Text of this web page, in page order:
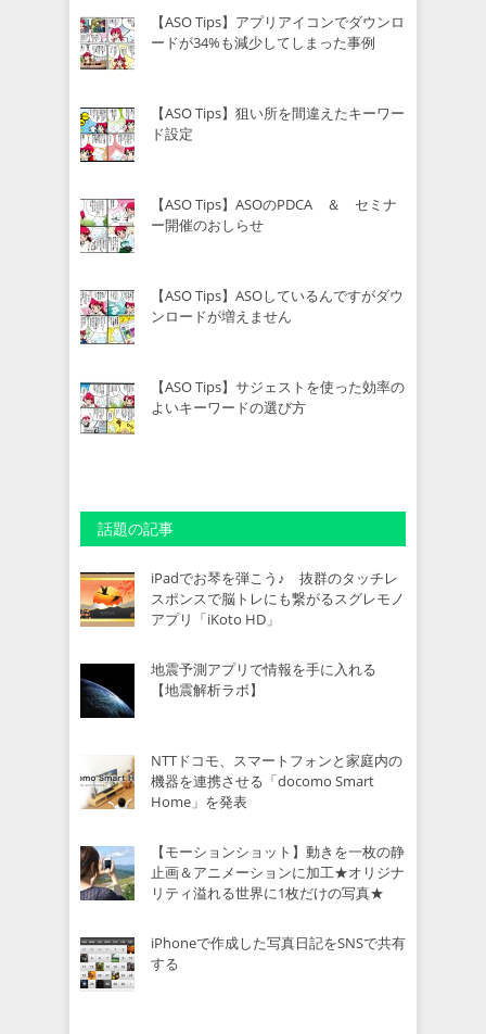
【ASO Tips】アプリアイコンでダウンロ
ードが34%も減少してしまった事例
【ASO Tips】狙い所を間違えたキーワー
ド設定
【ASO Tips】ASOのPDCA ＆ セミナ
ー開催のおしらせ
【ASO Tips】ASOしているんですがダウ
ンロードが増えません
【ASO Tips】サジェストを使った効率の
よいキーワードの選び方
話題の記事
iPadでお琴を弾こう♪ 抜群のタッチレ
スポンスで脳トレにも繋がるスグレモノ
アプリ「iKoto HD」
地震予測アプリで情報を手に入れる
【地震解析ラボ】
NTTドコモ、スマートフォンと家庭内の
機器を連携させる「docomo Smart
Home」を発表
【モーションショット】動きを一枚の静
止画＆アニメーションに加工★オリジナ
リティ溢れる世界に1枚だけの写真★
iPhoneで作成した写真日記をSNSで共有
する